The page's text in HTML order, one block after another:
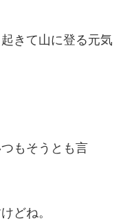
きて山に登る元気
もそうとも言
どね。